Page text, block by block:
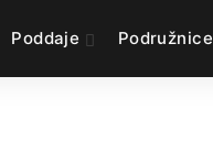
Poddaje Podružnice